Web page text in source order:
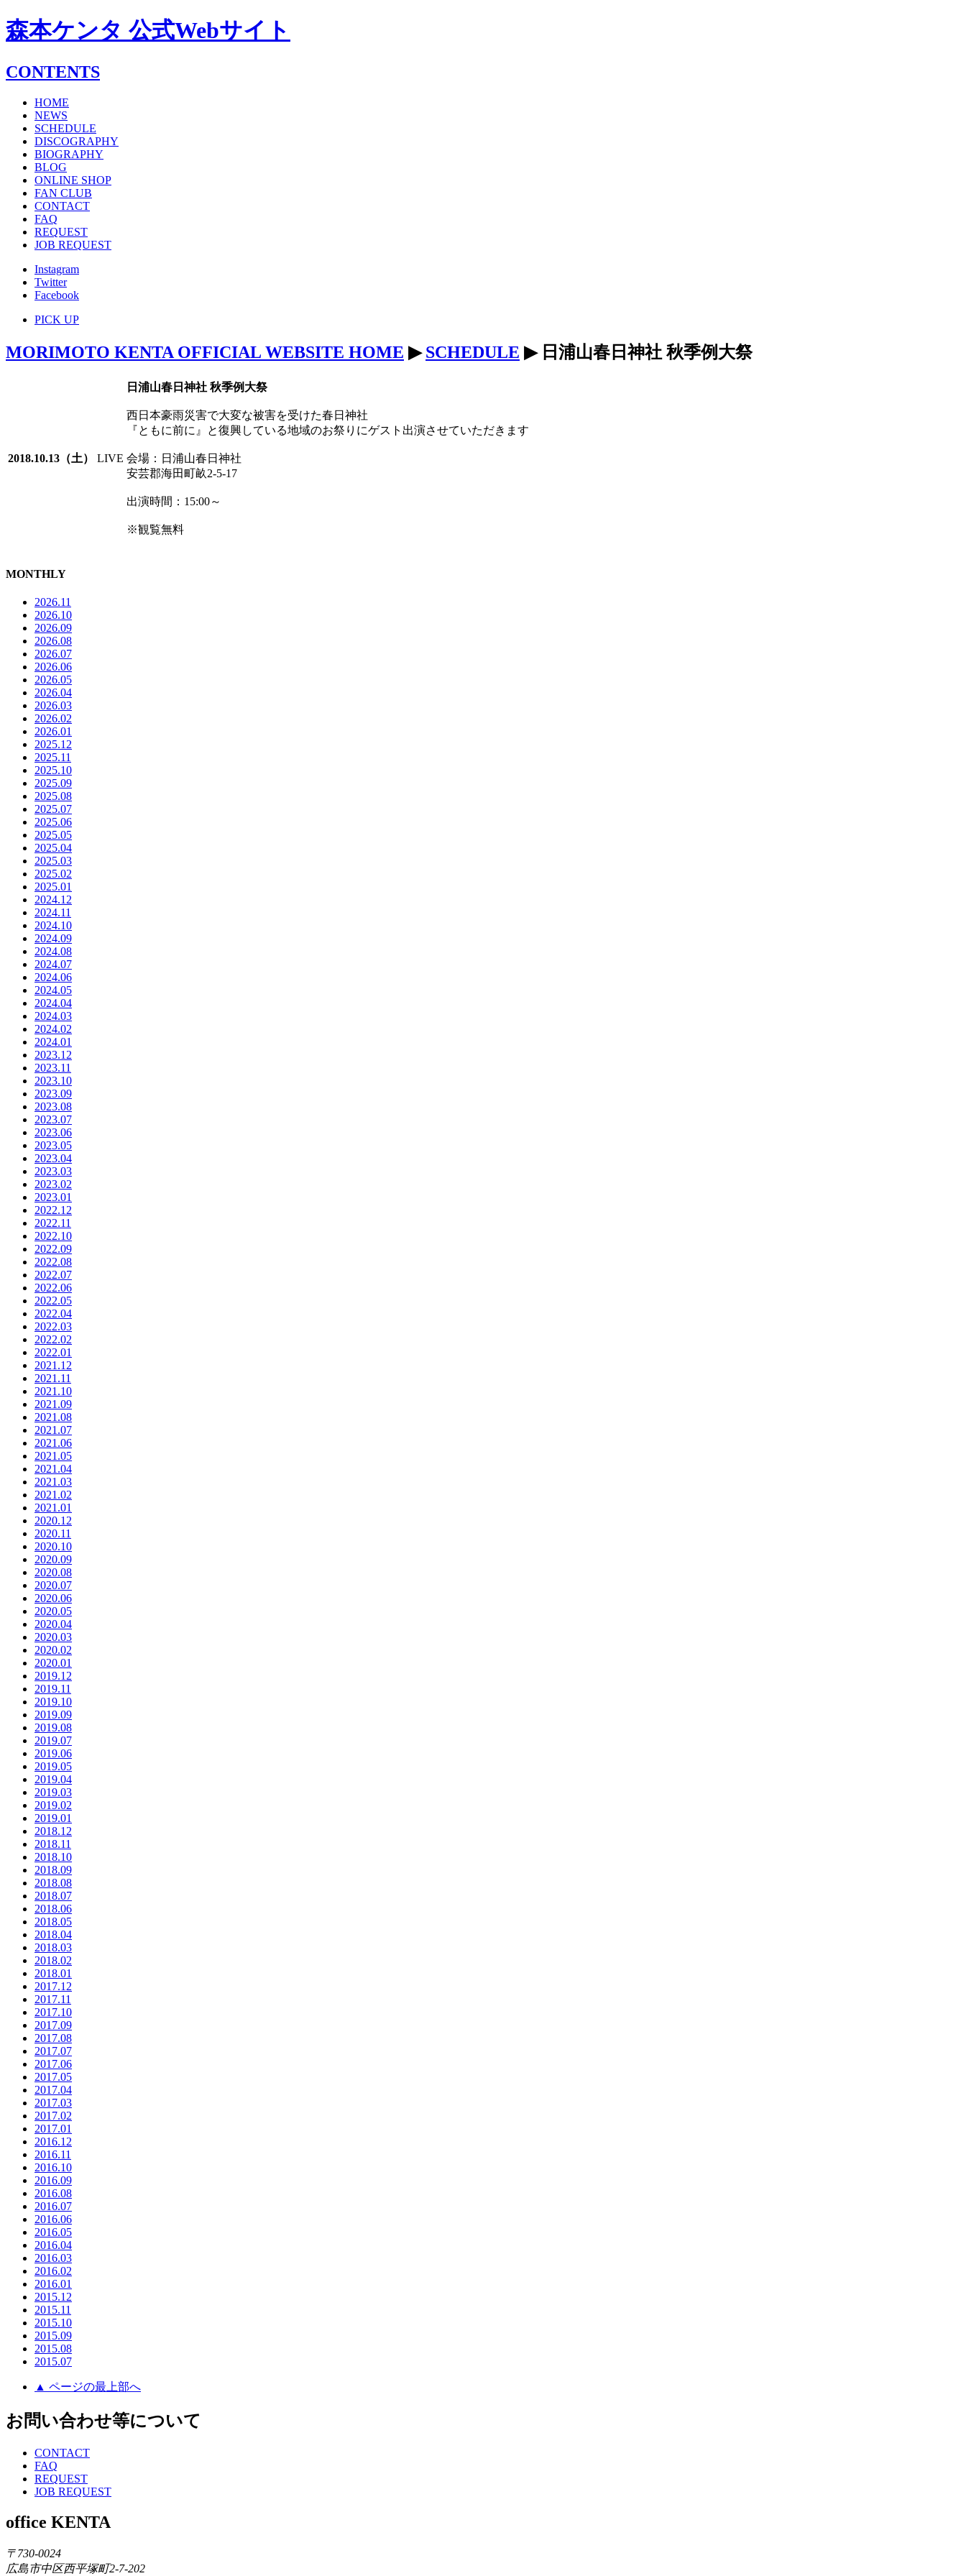
森本ケンタ 公式Webサイト
CONTENTS
HOME
NEWS
SCHEDULE
DISCOGRAPHY
BIOGRAPHY
BLOG
ONLINE SHOP
FAN CLUB
CONTACT
FAQ
REQUEST
JOB REQUEST
Instagram
Twitter
Facebook
PICK UP
MORIMOTO KENTA OFFICIAL WEBSITE HOME ▶SCHEDULE ▶ 日浦山春日神社 秋季例大祭
2018.10.13（土） LIVE
日浦山春日神社 秋季例大祭
西日本豪雨災害で大変な被害を受けた春日神社
『ともに前に』と復興している地域のお祭りにゲスト出演させていただきます
会場：日浦山春日神社
安芸郡海田町畝2-5-17
出演時間：15:00～
※観覧無料
MONTHLY
2026.11
2026.10
2026.09
2026.08
2026.07
2026.06
2026.05
2026.04
2026.03
2026.02
2026.01
2025.12
2025.11
2025.10
2025.09
2025.08
2025.07
2025.06
2025.05
2025.04
2025.03
2025.02
2025.01
2024.12
2024.11
2024.10
2024.09
2024.08
2024.07
2024.06
2024.05
2024.04
2024.03
2024.02
2024.01
2023.12
2023.11
2023.10
2023.09
2023.08
2023.07
2023.06
2023.05
2023.04
2023.03
2023.02
2023.01
2022.12
2022.11
2022.10
2022.09
2022.08
2022.07
2022.06
2022.05
2022.04
2022.03
2022.02
2022.01
2021.12
2021.11
2021.10
2021.09
2021.08
2021.07
2021.06
2021.05
2021.04
2021.03
2021.02
2021.01
2020.12
2020.11
2020.10
2020.09
2020.08
2020.07
2020.06
2020.05
2020.04
2020.03
2020.02
2020.01
2019.12
2019.11
2019.10
2019.09
2019.08
2019.07
2019.06
2019.05
2019.04
2019.03
2019.02
2019.01
2018.12
2018.11
2018.10
2018.09
2018.08
2018.07
2018.06
2018.05
2018.04
2018.03
2018.02
2018.01
2017.12
2017.11
2017.10
2017.09
2017.08
2017.07
2017.06
2017.05
2017.04
2017.03
2017.02
2017.01
2016.12
2016.11
2016.10
2016.09
2016.08
2016.07
2016.06
2016.05
2016.04
2016.03
2016.02
2016.01
2015.12
2015.11
2015.10
2015.09
2015.08
2015.07
▲ ページの最上部へ
お問い合わせ等について
CONTACT
FAQ
REQUEST
JOB REQUEST
office KENTA
〒730-0024
広島市中区西平塚町2-7-202